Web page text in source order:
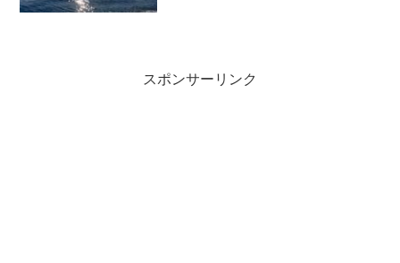
スポンサーリンク